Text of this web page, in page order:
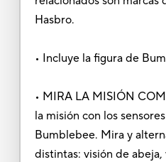
Hasbro.
• Incluye la figura de
• MIRA LA MISIÓN
la misión con los
Bumblebee. Mira y
distintas: visión de